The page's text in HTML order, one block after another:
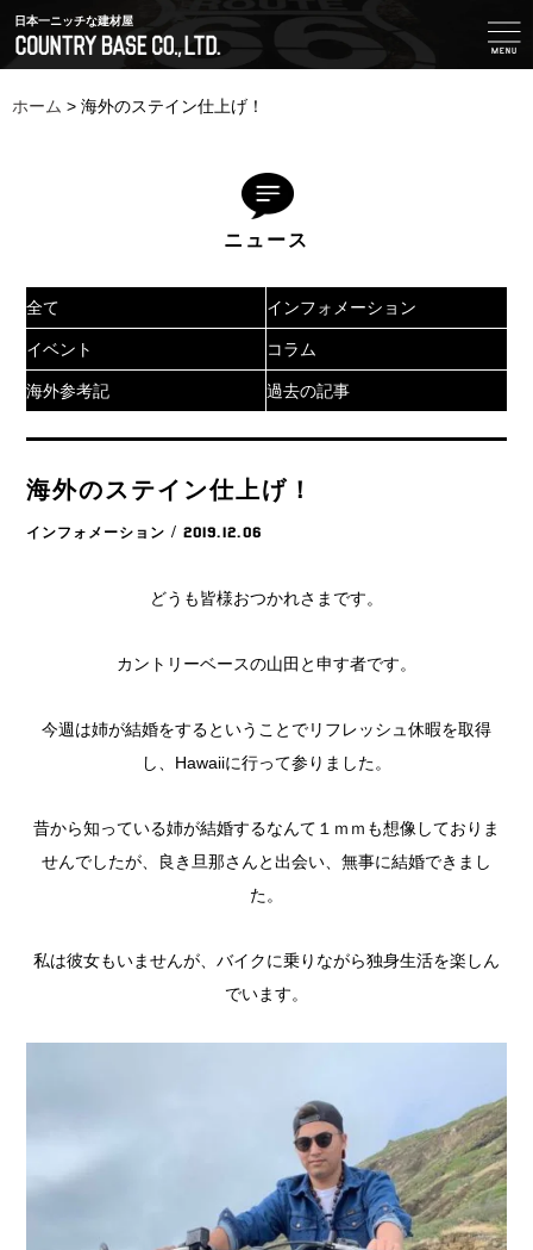
日本一ニッチな建材屋
ホーム > 海外のステイン仕上げ！
ニュース
全て インフォメーション
イベント コラム
海外参考記 過去の記事
海外のステイン仕上げ！
インフォメーション / 2019.12.06
どうも皆様おつかれさまです。
カントリーベースの山田と申す者です。
今週は姉が結婚をするということでリフレッシュ休暇を取得
し、Hawaiiに行って参りました。
昔から知っている姉が結婚するなんて１ｍｍも想像しておりま
せんでしたが、良き旦那さんと出会い、無事に結婚できまし
た。
私は彼女もいませんが、バイクに乗りながら独身生活を楽しん
でいます。